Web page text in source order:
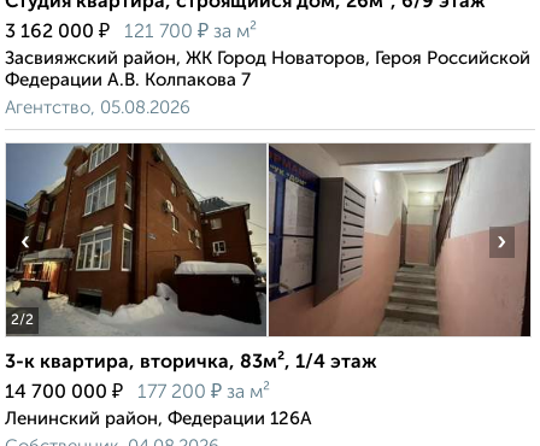
3 162 000 ₽ 121 700 ₽ за м²
Засвияжский район, ЖК Город Новаторов, Героя Российской
Федерации А.В. Колпакова 7
Агентство, 05.08.2026
2/2
‹ ›
3-к квартира, вторичка, 83м², 1/4 этаж
14 700 000 ₽ 177 200 ₽ за м²
Ленинский район, Федерации 126А